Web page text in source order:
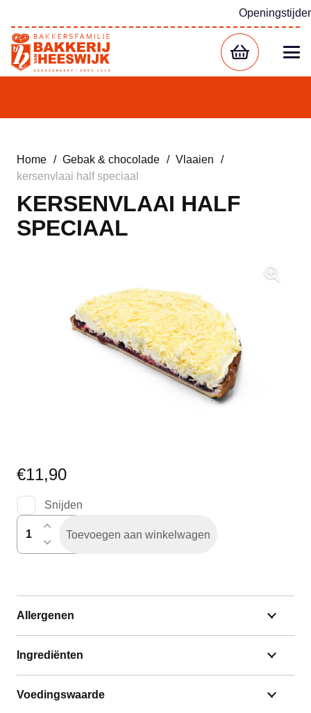
Home / Gebak & chocolade / Vlaaien
/
kersenvlaai half speciaal
KERSENVLAAI HALF
SPECIAAL
€11,90
Snijden
kersenvlaai
Toevoegen aan winkelwagen
Allergenen
Ingrediënten
Voedingswaarde